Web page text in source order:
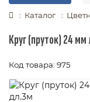
Каталог
Круг (пруток) 24
Код товара: 975